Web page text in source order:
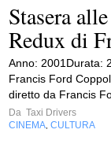
Stasera
Redux di
Anno: 2001Durata:
Francis Ford
diretto da Francis
Da Taxi Drivers
CINEMA CULTURA